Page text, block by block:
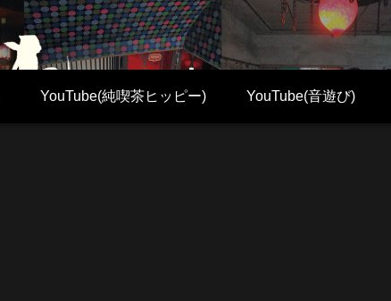
YouTube(純喫茶ヒッピー) YouTube(音遊び)